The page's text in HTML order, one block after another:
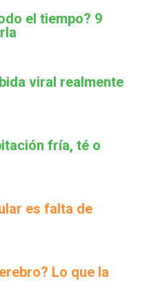
el tiempo? 9
viral realmente
fría, té o
es falta de
Lo que la